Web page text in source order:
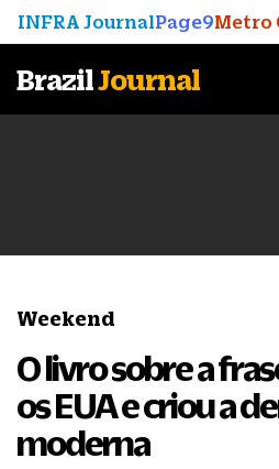
INFRA JournalPage9Metro
BrazilJournal
Weekend
O livro sobre a
os EUA e criou a
moderna